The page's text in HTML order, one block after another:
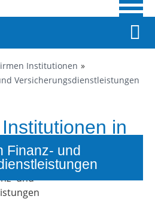
Institutionen
Versicherungsdienstleistungen
in
Finanz- und